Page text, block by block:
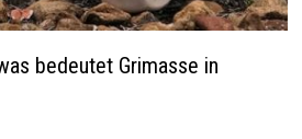
bedeutet Grimasse in